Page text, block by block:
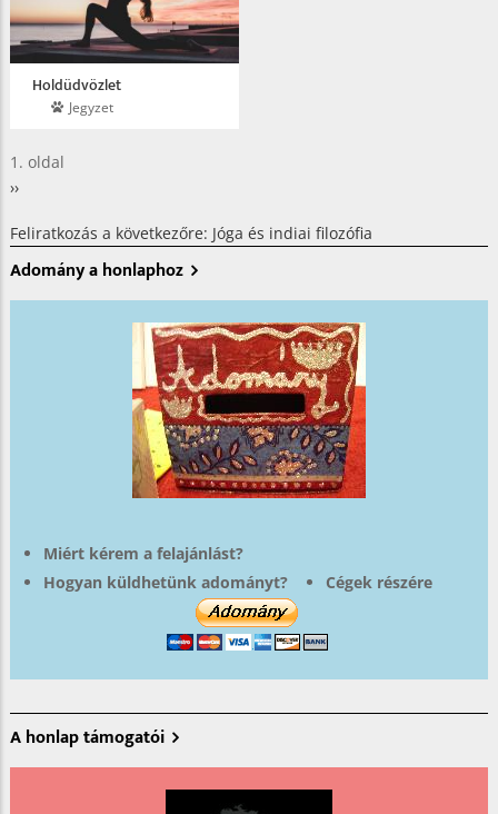
Holdüdvözlet
Jegyzet
Oldalszámozás
1. oldal
Következő
››
Feliratkozás a következőre: Jóga és indiai filozófia
Adomány a honlaphoz
Miért kérem a felajánlást?
Hogyan küldhetünk adományt?
Cégek részére
A honlap támogatói